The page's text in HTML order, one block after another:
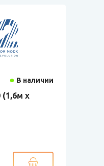
В наличии
(1,6м х